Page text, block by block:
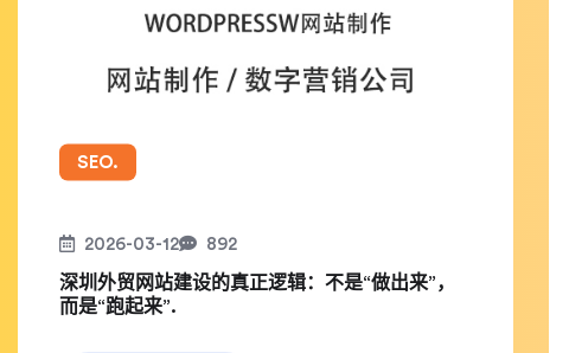
SEO.
2026-03-12 892
深圳外贸网站建设的真正逻辑：不是“做出来”，
而是“跑起来”.